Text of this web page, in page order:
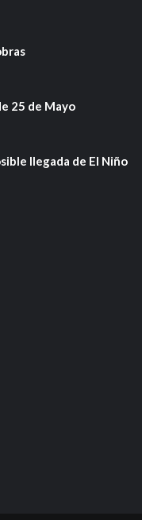
25 de Mayo
llegada de El Niño